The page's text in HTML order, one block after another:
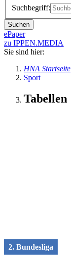
Suchbegriff:
Suchen
ePaper
zu IPPEN.MEDIA
Sie sind hier:
HNA Startseite
Sport
Tabellen
2. Bundesliga